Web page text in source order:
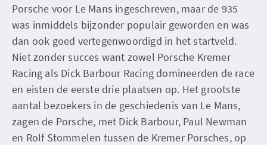
Porsche voor Le Mans ingeschreven, maar de 935
was inmiddels bijzonder populair geworden en was
dan ook goed vertegenwoordigd in het startveld.
Niet zonder succes want zowel Porsche Kremer
Racing als Dick Barbour Racing domineerden de race
en eisten de eerste drie plaatsen op. Het grootste
aantal bezoekers in de geschiedenis van Le Mans,
zagen de Porsche, met Dick Barbour, Paul Newman
en Rolf Stommelen tussen de Kremer Porsches, op